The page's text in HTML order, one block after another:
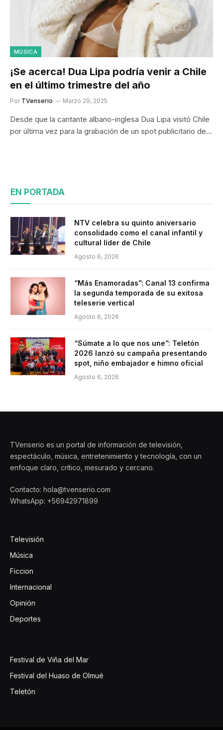
MÚSICA
¡Se acerca! Dua Lipa podría venir a Chile
en el último trimestre del año
Por TVenserio Marzo 29, 2025
Desde que la cantante albano-inglesa Dua Lipa visitó Chile
por última vez para la grabación de un spot publicitario de…
EN PORTADA
NTV celebra su quinto aniversario
consolidado como el canal infantil y
cultural líder de Chile
Agosto 6, 2026
“Más Enamoradas”: Canal 13 confirma
la segunda temporada de su exitosa
teleserie vertical
Agosto 6, 2026
“Súmate a lo que nos une”: Teletón
2026 lanzó su campaña presentando
spot, niño embajador e himno oficial
Agosto 6, 2026
TVenserio es un portal de información de televisión,
espectáculo, música, entretenimiento y tecnología, con un
enfoque claro, crítico, mesurado y cercano.
Contacto: hola@tvenserio.com
WhatsApp: +56942971899
Televisión
Música
Ficcion
Internacional
Opinión
Deportes
Festival de Viña del Mar
Festival del Huaso de Olmué
Teletón